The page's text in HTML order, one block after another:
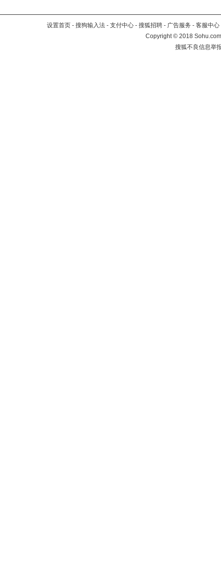
设置首页 - 搜狗输入法 - 支付中心 - 搜狐招聘 - 广告服务 - 客服中心
Copyright©2018
搜狐不良信息举